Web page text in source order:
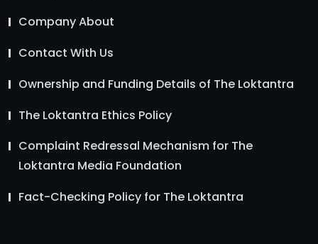
Company About
Contact With Us
Ownership and Funding Details of The Loktantra
The Loktantra Ethics Policy
Complaint Redressal Mechanism for The
Loktantra Media Foundation
Fact-Checking Policy for The Loktantra